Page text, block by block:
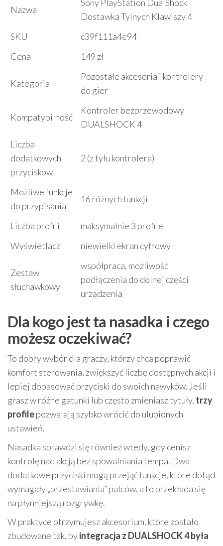
Nazwa
Sony PlayStation DualShock
Dostawka Tylnych Klawiszy 4
SKU
c39f111a4e94
Cena
149 zł
Kategoria
Pozostałe akcesoria i kontrolery
do gier
Kompatybilność
Kontroler bezprzewodowy
DUALSHOCK 4
Liczba
dodatkowych
przycisków
2 (z tyłu kontrolera)
Możliwe funkcje
do przypisania
16 różnych funkcji
Liczba profili
maksymalnie 3 profile
Wyświetlacz
niewielki ekran cyfrowy
Zestaw
słuchawkowy
współpraca, możliwość
podłączenia do dolnej części
urządzenia
Dla kogo jest ta nasadka i czego
możesz oczekiwać?
To dobry wybór dla graczy, którzy chcą poprawić
komfort sterowania, zwiększyć liczbę dostępnych akcji i
lepiej dopasować przyciski do swoich nawyków. Jeśli
grasz w różne gatunki lub często zmieniasz tytuły, trzy
profilepozwalają szybko wrócić do ulubionych
ustawień.
Nasadka sprawdzi się również wtedy, gdy cenisz
kontrolę nad akcją bez spowalniania tempa. Dwa
dodatkowe przyciski mogą przejąć funkcje, które dotąd
wymagały „przestawiania” palców, a to przekłada się
na płynniejszą rozgrywkę.
W praktyce otrzymujesz akcesorium, które zostało
zbudowane tak, byintegracja z DUALSHOCK 4 była